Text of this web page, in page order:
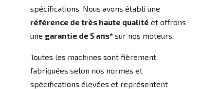
spécifications. Nous avons établi une
référence de très haute qualité et offrons
une garantie de 5 ans* sur nos moteurs.
Toutes les machines sont fièrement
fabriquées selon nos normes et
spécifications élevées et représentent